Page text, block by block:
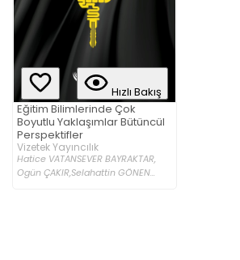
Hızlı Bakış
Eğitim Bilimlerinde Çok
Boyutlu Yaklaşımlar Bütüncül
Perspektifler
Vizetek Yayıncılık
Hatice VATANSEVER BAYRAKTAR,
Ogün ÇAKIR,Selahattin GÖNEN...